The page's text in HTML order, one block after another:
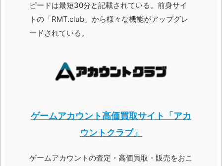
ピードは最短30分と記載されている。前身サイ
トの「RMT.club」から様々な機能がアップグレ
ードされている。
ゲームアカウント高価買取サイト「アカ
ウントクラブ」
ゲームアカウントの査定・高価買取・販売をおこ